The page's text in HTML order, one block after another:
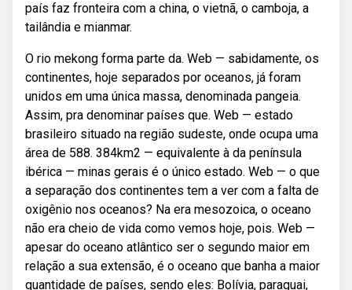
país faz fronteira com a china, o vietnã, o camboja, a
tailândia e mianmar.
O rio mekong forma parte da. Web — sabidamente, os
continentes, hoje separados por oceanos, já foram
unidos em uma única massa, denominada pangeia.
Assim, pra denominar países que. Web — estado
brasileiro situado na região sudeste, onde ocupa uma
área de 588. 384km2 — equivalente à da península
ibérica — minas gerais é o único estado. Web — o que
a separação dos continentes tem a ver com a falta de
oxigênio nos oceanos? Na era mesozoica, o oceano
não era cheio de vida como vemos hoje, pois. Web —
apesar do oceano atlântico ser o segundo maior em
relação a sua extensão, é o oceano que banha a maior
quantidade de países, sendo eles: Bolívia, paraguai,